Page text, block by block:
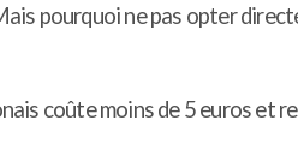
pourquoi ne pas opter
coûte moins de 5 euros et